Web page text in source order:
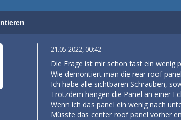
21.05.2022, 00:42
Die Frage ist mir schon fast ein wenig
Wie demontiert man die rear roof
Ich habe alle sichtbaren Schrauben,
Trotzdem hängen die Panel an einer
Wenn ich das panel ein wenig nach
Müsste das center roof panel vorher